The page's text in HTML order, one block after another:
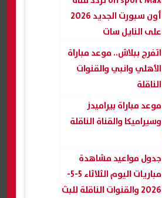
أون سبورت الجديد 2026
على النايل سات
اتفرج ببلاش.. موعد مباراة
الأهلي وانبي والقنوات
الناقلة
موعد مباراة بيراميدز
وسيراميكا والقناة الناقلة
جدول مواعيد مشاهدة
مباريات اليوم الثلاثاء 5-5-
2026 والقنوات الناقلة للبث